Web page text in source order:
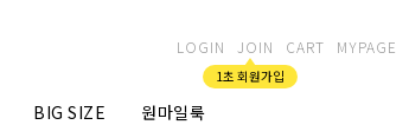
LOGIN JOIN
1초 회원가입
CART MYPAGE
BIG SIZE 원마일룩